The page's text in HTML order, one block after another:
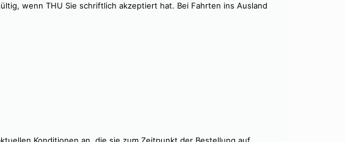
wenn THU Sie schriftlich akzeptiert hat. Bei Fahrten ins Ausland